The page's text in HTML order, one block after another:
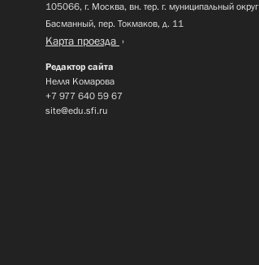
105066, г. Москва, вн. тер. г. муниципальный округ
Басманный, пер. Токмаков, д. 11
Карта проезда
Редактор сайта
Нелля Комарова
+7 977 640 59 67
site@edu.sfi.ru